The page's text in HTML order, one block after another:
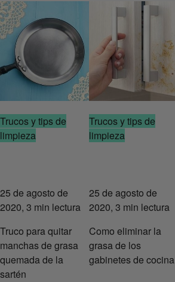
Trucos y tips de
limpieza
25 de agosto de
2020, 3 min lectura
Truco para quitar
manchas de grasa
quemada de la
sartén
Trucos y tips de
limpieza
25 de agosto de
2020, 3 min lectura
Como eliminar la
grasa de los
gabinetes de cocina